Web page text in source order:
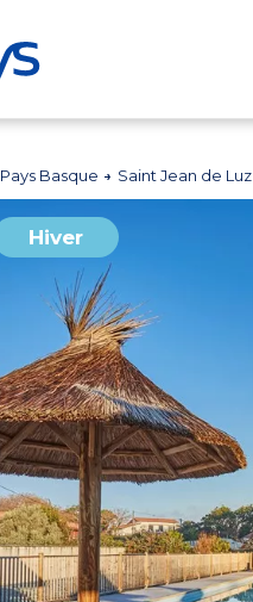
Pays Basque Saint Jean de Luz
Hiver